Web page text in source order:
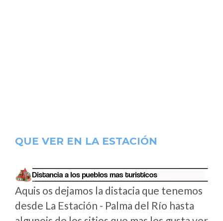
QUE VER EN LA ESTACIÓN
Aquis os dejamos la distacia que tenemos
desde La Estación - Palma del Río hasta